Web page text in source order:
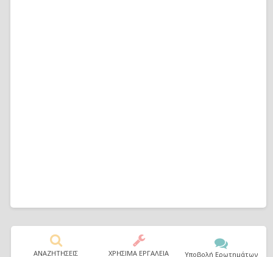
ΑΝΑΖΗΤΗΣΕΙΣ ΧΡΗΣΙΜΑ ΕΡΓΑΛΕΙΑ Υποβολή Ερωτημάτων